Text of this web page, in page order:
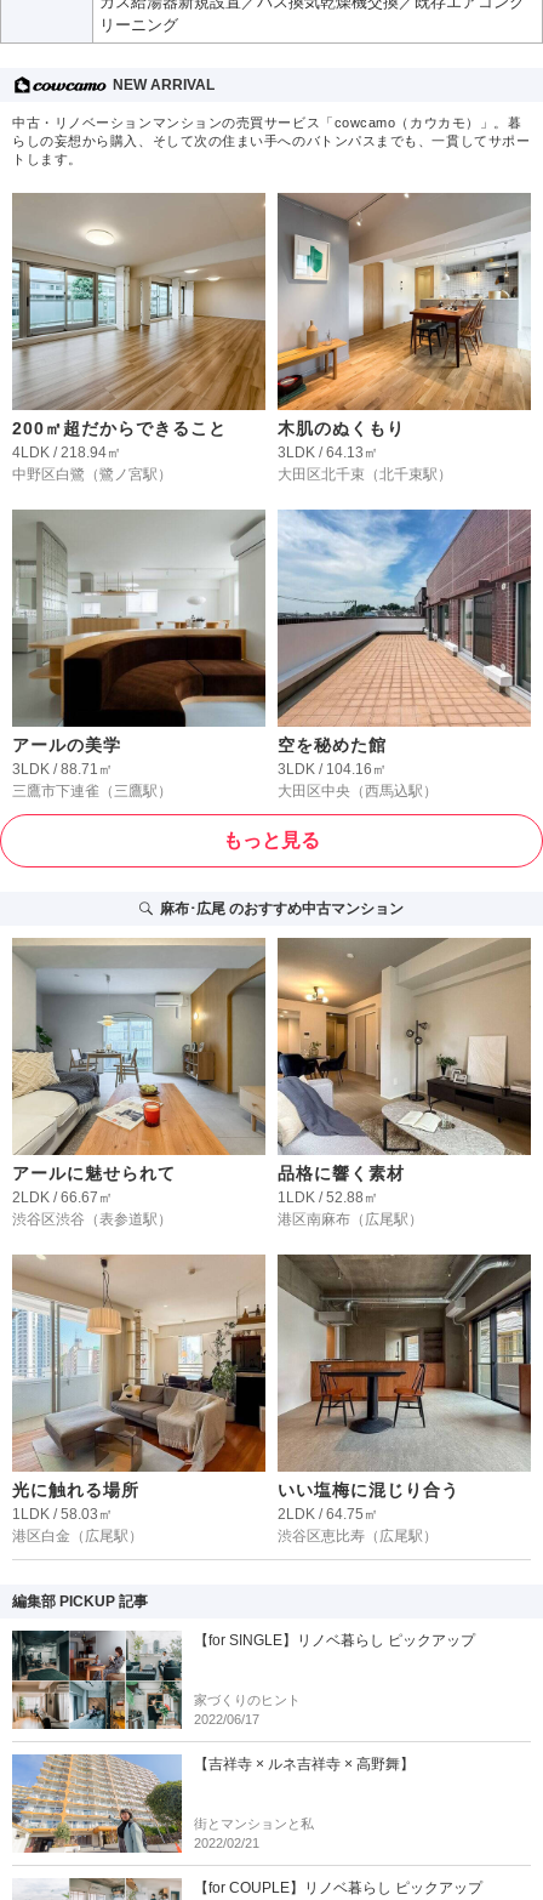
リーニング
NEW ARRIVAL
中古・リノベーションマンションの売買サービス「cowcamo（カウカモ）」。暮
らしの妄想から購入、そして次の住まい手へのバトンパスまでも、一貫してサポー
トします。
200㎡超だからできること
4LDK / 218.94㎡
中野区白鷺 （鷺ノ宮駅）
木肌のぬくもり
3LDK / 64.13㎡
大田区北千束 （北千束駅）
アールの美学
3LDK / 88.71㎡
三鷹市下連雀 （三鷹駅）
空を秘めた館
3LDK / 104.16㎡
大田区中央 （西馬込駅）
もっと見る
麻布･広尾のおすすめ中古マンション
アールに魅せられて
2LDK / 66.67㎡
渋谷区渋谷 （表参道駅）
品格に響く素材
1LDK / 52.88㎡
港区南麻布 （広尾駅）
光に触れる場所
1LDK / 58.03㎡
港区白金 （広尾駅）
いい塩梅に混じり合う
2LDK / 64.75㎡
渋谷区恵比寿 （広尾駅）
編集部 PICKUP 記事
【for SINGLE】リノベ暮らし ピックアップ
家づくりのヒント
2022/06/17
【吉祥寺 × ルネ吉祥寺 × 高野舞】
街とマンションと私
2022/02/21
【for COUPLE】リノベ暮らし ピックアップ